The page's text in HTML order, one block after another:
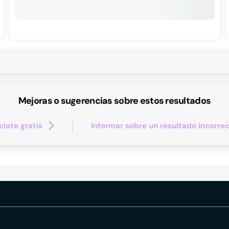
Mejoras o sugerencias sobre estos resultados
gratis Informar sobre un resultado